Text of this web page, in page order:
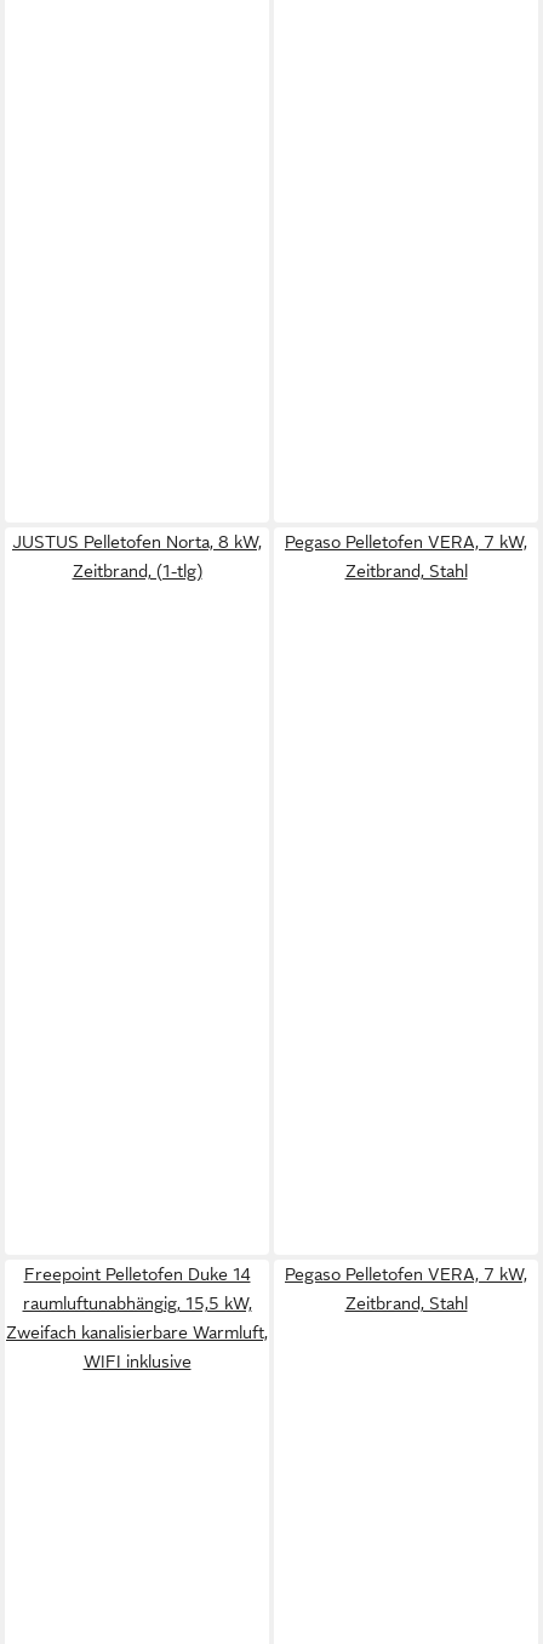
JUSTUS Pelletofen Norta, 8 kW,
Zeitbrand, (1-tlg)
Pegaso Pelletofen VERA, 7 kW,
Zeitbrand, Stahl
Freepoint Pelletofen Duke 14
raumluftunabhängig, 15,5 kW,
Zweifach kanalisierbare Warmluft,
WIFI inklusive
Pegaso Pelletofen VERA, 7 kW,
Zeitbrand, Stahl